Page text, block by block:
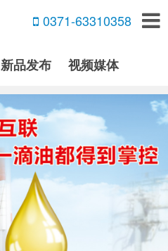
0371-63310358
新品发布 视频媒体